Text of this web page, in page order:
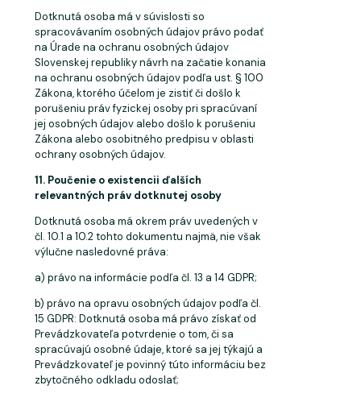
Dotknutá osoba má v súvislosti so
spracovávaním osobných údajov právo podať
na Úrade na ochranu osobných údajov
Slovenskej republiky návrh na začatie konania
na ochranu osobných údajov podľa ust. § 100
Zákona, ktorého účelom je zistiť či došlo k
porušeniu práv fyzickej osoby pri spracúvaní
jej osobných údajov alebo došlo k porušeniu
Zákona alebo osobitného predpisu v oblasti
ochrany osobných údajov.
11. Poučenie o existencii ďalších
relevantných práv dotknutej osoby
Dotknutá osoba má okrem práv uvedených v
čl. 10.1 a 10.2 tohto dokumentu najmä, nie však
výlučne nasledovné práva:
a) právo na informácie podľa čl. 13 a 14 GDPR;
b) právo na opravu osobných údajov podľa čl.
15 GDPR: Dotknutá osoba má právo získať od
Prevádzkovateľa potvrdenie o tom, či sa
spracúvajú osobné údaje, ktoré sa jej týkajú a
Prevádzkovateľ je povinný túto informáciu bez
zbytočného odkladu odoslať;